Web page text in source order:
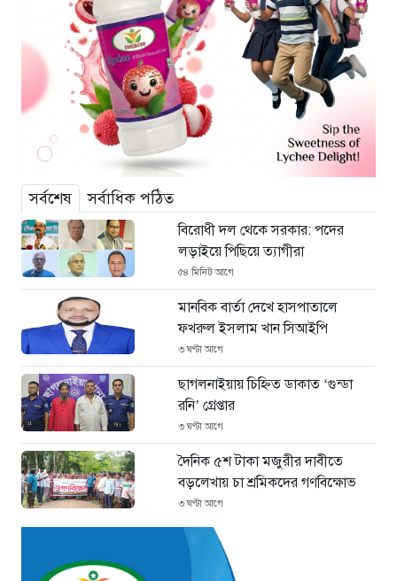
সর্বশেষ সর্বাধিক পঠিত
বিরোধী দল থেকে সরকার: পদের
লড়াইয়ে পিছিয়ে ত্যাগীরা
৫৪ মিনিট আগে
মানবিক বার্তা দেখে হাসপাতালে
ফখরুল ইসলাম খান সিআইপি
৩ ঘণ্টা আগে
ছাগলনাইয়ায় চিহ্নিত ডাকাত ‘গুন্ডা
রনি’ গ্রেপ্তার
৩ ঘণ্টা আগে
দৈনিক ৫শ টাকা মজুরীর দাবীতে
বড়লেখায় চা শ্রমিকদের গণবিক্ষোভ
৩ ঘণ্টা আগে
গ্রিসের উপকূলে ১৬৮ অভিবাসী উদ্ধার:
ভেতরে ৭২ বাংলাদেশি